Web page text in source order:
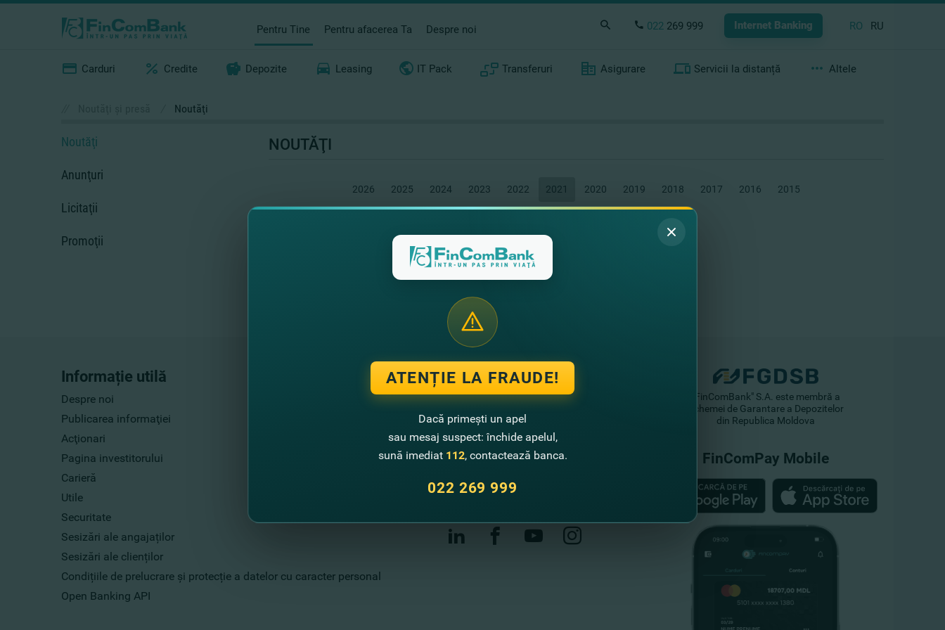
Pentru Tine Pentru afacerea Ta Despre noi 022 269 999 Internet Banking RO RU
Carduri Credite Depozite Leasing IT Pack Transferuri Asigurare Servicii la distanță Altele
Noutăţi
Noutăţi
Anunţuri
Licitaţii
Promoţii
NOUTĂŢI
2026 2025 2024 2023 2022 2021 2020 2019 2018 2017 2016 2015
Informație utilă
Despre noi
Publicarea informaţiei
Acţionari
Pagina investitorului
Carieră
Utile
Securitate
Sesizări ale angajaților
Sesizări ale clienților
Condițiile de prelucrare și protecție a datelor cu caracter personal
Open Banking API
Contactează-ne
Call center
022 269 999
Sugestii de îmbunătățire
Contacte
"FinComBank" S.A. este membră a
Schemei de Garantare a Depozitelor
din Republica Moldova
FinComPay Mobile
ATENȚIE LA FRAUDE!
Dacă primești un apel
sau mesaj suspect: închide apelul,
sună imediat 112, contactează banca.
022 269 999